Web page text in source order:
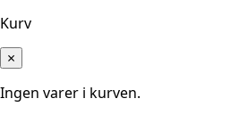
Kurv
×
Ingen varer i kurven.